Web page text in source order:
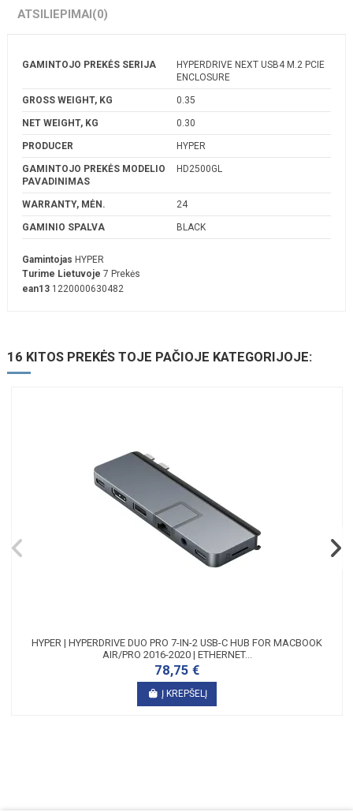
ATSILIEPIMAI(0)
GAMINTOJO PREKĖS SERIJA
HYPERDRIVE NEXT USB4 M.2 PCIE
ENCLOSURE
GROSS WEIGHT, KG 0.35
NET WEIGHT, KG 0.30
PRODUCER HYPER
GAMINTOJO PREKĖS MODELIO
PAVADINIMAS
HD2500GL
WARRANTY, MĖN. 24
GAMINIO SPALVA BLACK
Gamintojas HYPER
Turime Lietuvoje 7 Prekės
ean13 1220000630482
16 KITOS PREKĖS TOJE PAČIOJE KATEGORIJOJE:
HYPER | HYPERDRIVE DUO PRO 7-IN-2 USB-C HUB FOR MACBOOK
AIR/PRO 2016-2020 | ETHERNET...
78,75 €
Į KREPŠELĮ